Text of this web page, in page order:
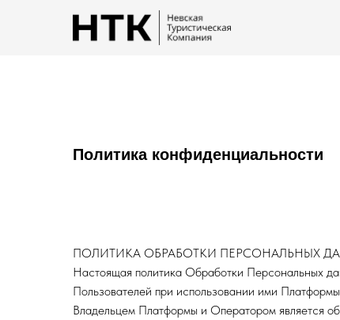
Политика конфиденциальности
ПОЛИТИКА ОБРАБОТКИ ПЕРСОНАЛЬНЫХ
Настоящая политика Обработки Персональных
Пользователей при использовании ими
Владельцем Платформы и Оператором является